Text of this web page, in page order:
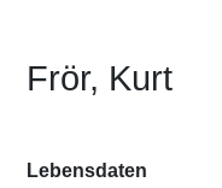
Frör, Kurt
Lebensdaten